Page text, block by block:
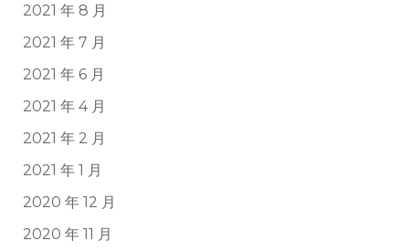
2021 年 8 月
2021 年 7 月
2021 年 6 月
2021 年 4 月
2021 年 2 月
2021 年 1 月
2020 年 12 月
2020 年 11 月